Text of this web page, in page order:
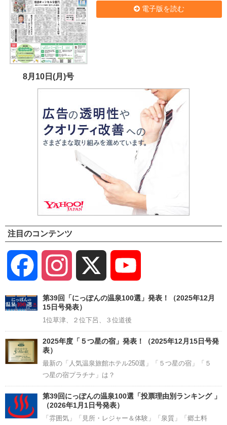
8月10日(月)号
電子版を読む
注目のコンテンツ
Facebook Instagram
Channel
第39回「にっぽんの温泉100選」発表！（2025年12月
15日号発表）
1位草津、２位下呂、３位道後
2025年度「５つ星の宿」発表！（2025年12月15日号発
表）
最新の「人気温泉旅館ホテル250選」「５つ星の宿」「５
つ星の宿プラチナ」は？
第39回にっぽんの温泉100選「投票理由別ランキング 」
（2026年1月1日号発表）
「雰囲気」「見所・レジャー＆体験」「泉質」「郷土料